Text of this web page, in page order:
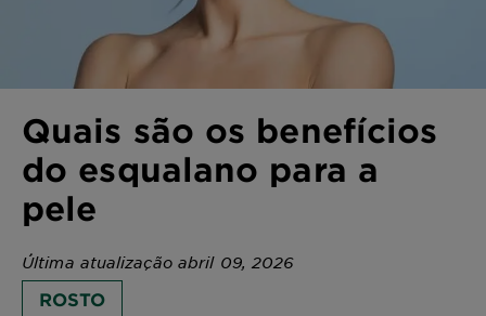
Quais são os benefícios
do esqualano para a
pele
Última atualização abril 09, 2026
ROSTO